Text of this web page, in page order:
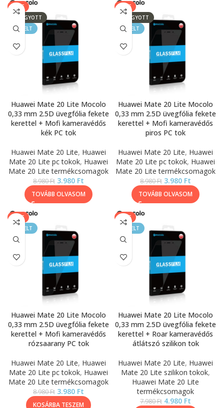
SALE
ELFOGYOTT
KIEMELT
Huawei Mate 20 Lite Mocolo
0,33 mm 2.5D üvegfólia fekete
kerettel + Mofi kameravédős
kék PC tok
Huawei Mate 20 Lite, Huawei
Mate 20 Lite pc tokok, Huawei
Mate 20 Lite termékcsomagok
8.980Ft 3.980 Ft
TOVÁBB OLVASOM
SALE
ELFOGYOTT
KIEMELT
Huawei Mate 20 Lite Mocolo
0,33 mm 2.5D üvegfólia fekete
kerettel + Mofi kameravédős
piros PC tok
Huawei Mate 20 Lite, Huawei
Mate 20 Lite pc tokok, Huawei
Mate 20 Lite termékcsomagok
8.980Ft 3.980 Ft
TOVÁBB OLVASOM
SALE
KIEMELT
Huawei Mate 20 Lite Mocolo
0,33 mm 2.5D üvegfólia fekete
kerettel + Mofi kameravédős
rózsaarany PC tok
Huawei Mate 20 Lite, Huawei
Mate 20 Lite pc tokok, Huawei
Mate 20 Lite termékcsomagok
8.980Ft 3.980 Ft
KOSÁRBA TESZEM
SALE
KIEMELT
Huawei Mate 20 Lite Mocolo
0,33 mm 2.5D üvegfólia fekete
kerettel + Roar kameravédős
átlátszó szilikon tok
Huawei Mate 20 Lite, Huawei
Mate 20 Lite szilikon tokok,
Huawei Mate 20 Lite
termékcsomagok
7.980Ft 4.980 Ft